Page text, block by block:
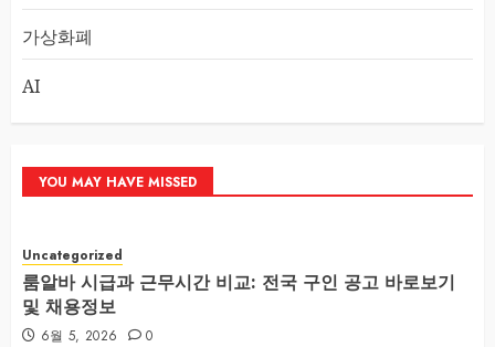
가상화폐
AI
YOU MAY HAVE MISSED
Uncategorized
룸알바 시급과 근무시간 비교: 전국 구인 공고 바로보기
및 채용정보
6월 5, 2026 0